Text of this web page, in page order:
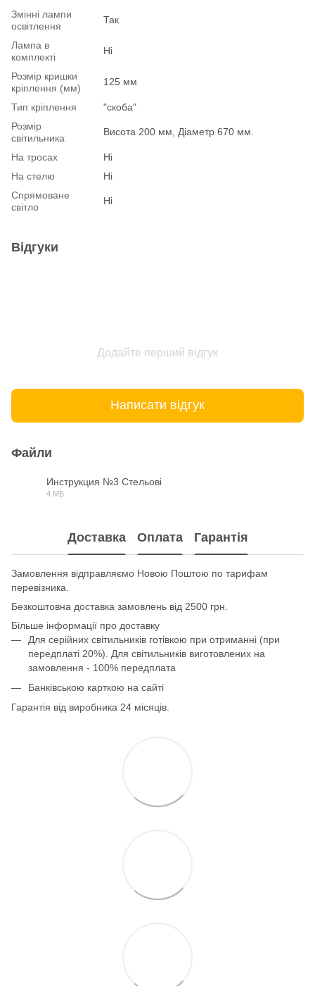
Змінні лампи
освітлення
Так
Лампа в
комплекті
Ні
Розмір кришки
кріплення (мм)
125 мм
Тип кріплення
"скоба"
Розмір
світильника
Висота 200 мм, Діаметр 670 мм.
На тросах
Ні
На стелю
Ні
Спрямоване
світло
Ні
Відгуки
Додайте перший відгук
Написати відгук
Файли
Инструкция №3 Стельові
4 МБ
Доставка Оплата Гарантія
Замовлення відправляємо Новою Поштою по тарифам
перевізника.
Безкоштовна доставка замовлень від 2500 грн.
Більше інформації про доставку
Для серійних світильників готівкою при отриманні (при
передплаті 20%). Для світильників виготовлених на
замовлення - 100% передплата
Банківською карткою на сайті
Гарантія від виробника 24 місяців.